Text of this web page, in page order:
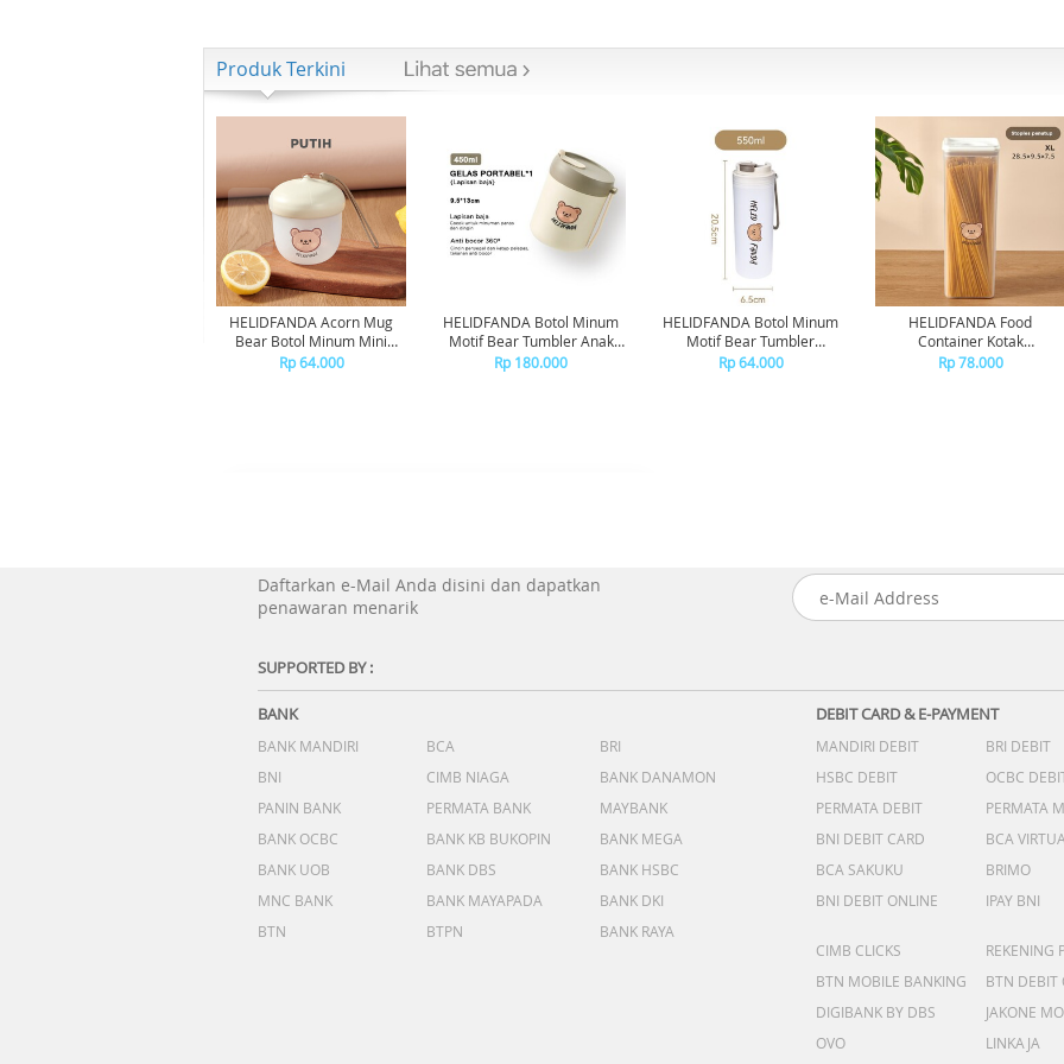
Produk Terkini
HELIDFANDA Acorn Mug
Bear Botol Minum Mini
Travel Kedap Anti Tumpah -
Rp 64.000
HELIDFANDA Botol Minum
Motif Bear Tumbler Anak
Sekolah dengan Tali -
Rp 180.000
HELIDFANDA Botol Minum
Motif Bear Tumbler
Transparan Anak dengan
Rp 64.000
HELIDFANDA Food
Container Kotak
Penyimpanan Makanan
Rp 78.000
Daftarkan e-Mail Anda disini dan dapatkan
penawaran menarik
SUPPORTED BY :
BANK
BANK MANDIRI BCA
BRI
BNI
CIMB NIAGA
BANK DANAMON
PANIN BANK
PERMATA BANK
MAYBANK
BANK OCBC
BANK KB BUKOPIN
BANK MEGA
BANK UOB
BANK DBS
BANK HSBC
MNC BANK
BANK MAYAPADA
BANK DKI
BTN
BTPN BANK RAYA
DEBIT CARD & E-PAYMENT
MANDIRI DEBIT BRI DEBIT
HSBC DEBIT
OCBC
PERMATA DEBIT
PERMATA
BNI DEBIT CARD
BCA
BCA SAKUKU
BRIMO
BNI DEBIT ONLINE
IPAY BNI
CIMB CLICKS
REKENING
BTN MOBILE BANKING
BTN DEBIT
DIGIBANK BY DBS
JAKONE
OVO
LINKAJA